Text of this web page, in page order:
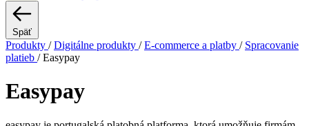
Späť
Produkty / Digitálne produkty / E-commerce a platby / Spracovanie
platieb / Easypay
Easypay